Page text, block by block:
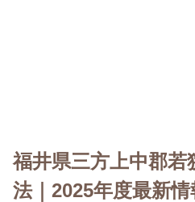
福井県三方上中郡
法｜2025年度最新情